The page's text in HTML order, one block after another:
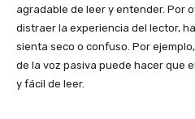
agradable de leer y entender. Por
distraer la experiencia del lector,
sienta seco o confuso. Por
de la voz pasiva puede hacer que
y fácil de leer.